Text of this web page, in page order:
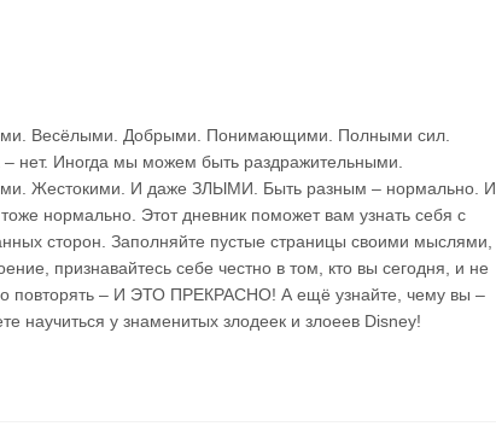
Весёлыми. Добрыми. Понимающими. Полными сил.
нет. Иногда мы можем быть раздражительными.
Жестокими. И даже ЗЛЫМИ. Быть разным – нормально. И
нормально. Этот дневник поможет вам узнать себя с
сторон. Заполняйте пустые страницы своими мыслями,
признавайтесь себе честно в том, кто вы сегодня, и не
повторять – И ЭТО ПРЕКРАСНО! А ещё узнайте, чему вы –
научиться у знаменитых злодеек и злоеев Disney!